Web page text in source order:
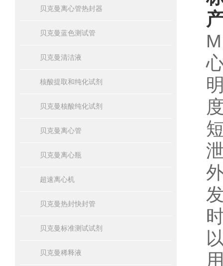
贝克曼离心管热封器
贝克曼蓝色测试管
贝克曼清洁液
核酸提取和纯化试剂
贝克曼核酸纯化试剂
贝克曼离心管
贝克曼离心瓶
超速离心机
贝克曼热封快封管
贝克曼标准测试试剂
贝克曼稀释液